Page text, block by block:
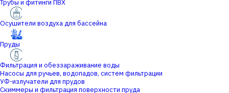
Трубы и фитинги ПВХ
Осушители воздуха для бассейна
Пруды
Фильтрация и обеззараживание воды
Насосы для ручьев, водопадов, систем фильтрации
УФ-излучатели для прудов
Скиммеры и фильтрация поверхности пруда